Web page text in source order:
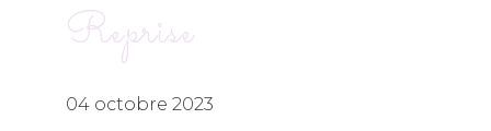
Reprise
04 octobre 2023